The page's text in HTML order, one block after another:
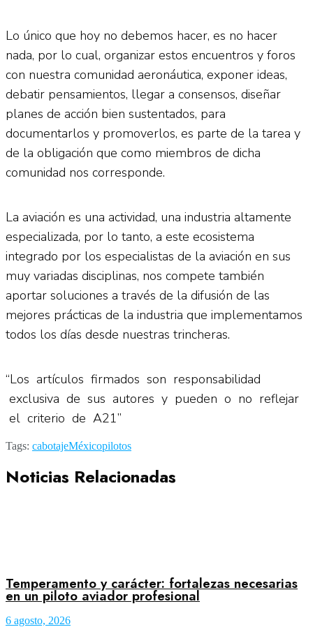
Lo único que hoy no debemos hacer, es no hacer
nada, por lo cual, organizar estos encuentros y foros
con nuestra comunidad aeronáutica, exponer ideas,
debatir pensamientos, llegar a consensos, diseñar
planes de acción bien sustentados, para
documentarlos y promoverlos, es parte de la tarea y
de la obligación que como miembros de dicha
comunidad nos corresponde.
La aviación es una actividad, una industria altamente
especializada, por lo tanto, a este ecosistema
integrado por los especialistas de la aviación en sus
muy variadas disciplinas, nos compete también
aportar soluciones a través de la difusión de las
mejores prácticas de la industria que implementamos
todos los días desde nuestras trincheras.
“Los artículos firmados son responsabilidad
exclusiva de sus autores y pueden o no reflejar
el criterio de A21”
Tags: cabotajeMéxicopilotos
Noticias Relacionadas
Temperamento y carácter: fortalezas necesarias
en un piloto aviador profesional
6 agosto, 2026